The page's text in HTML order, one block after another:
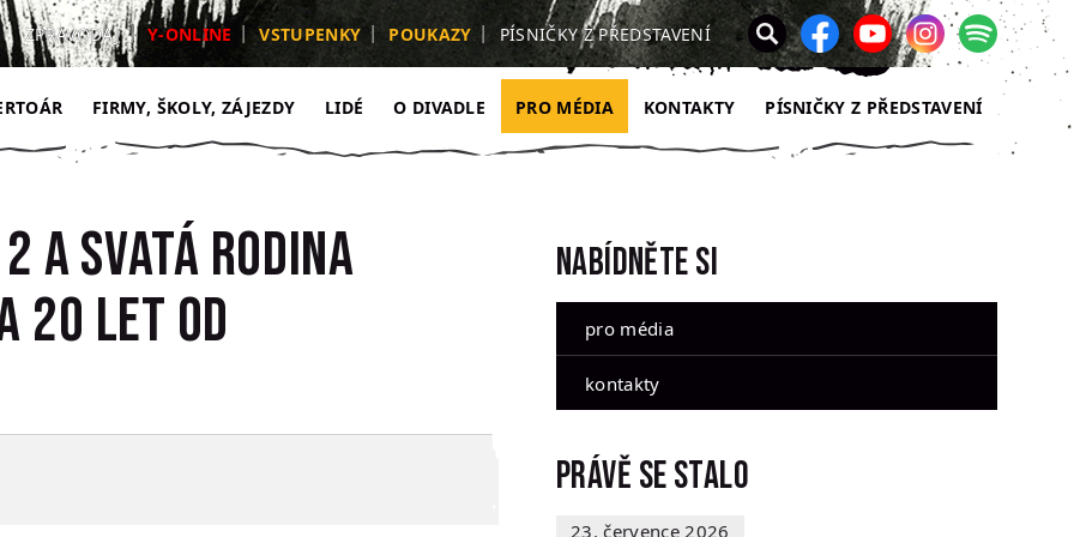
FIRMY, ŠKOLY, ZÁJEZDY LIDÉ O DIVADLE PRO MÉDIA KONTAKTY PÍSNIČKY Z PŘEDSTAVENÍ
ZPRAVODAJ Y-ONLINE VSTUPENKY POUKAZY PÍSNIČKY Z PŘEDSTAVENÍ
a Svatá rodina
20 let od
Nabídněte si
pro média
kontakty
Právě se stalo
23. července 2026